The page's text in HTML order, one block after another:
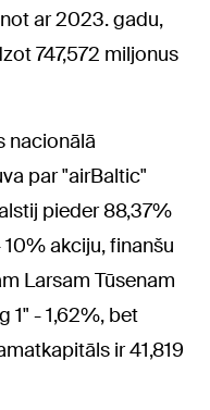
ar 2023. gadu,
747,572 miljonus
nacionālā
par "airBaltic"
pieder 88,37%
akciju, finanšu
Larsam Tūsenam
1" - 1,62%, bet
ir 41,819